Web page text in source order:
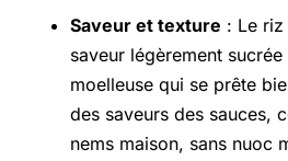
Saveur et texture : Le riz
saveur légèrement
moelleuse qui se prête
des saveurs des sauces,
nems maison, sans nuoc